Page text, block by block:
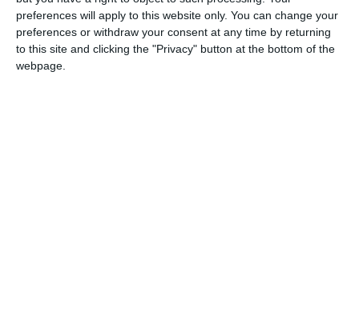
preferences will apply to this website only. You can change your
preferences or withdraw your consent at any time by returning
to this site and clicking the "Privacy" button at the bottom of the
webpage.
COMENTARII